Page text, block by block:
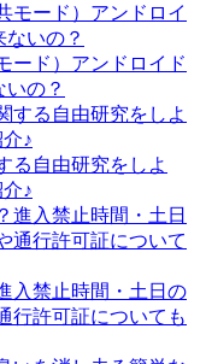
ード）アンドロイド
いの？
る自由研究をしよ
♪
入禁止時間・土日の
行許可証についても